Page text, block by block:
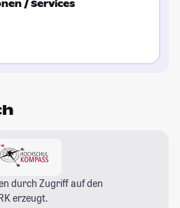
/ Services
durch Zugriff auf den
erzeugt.